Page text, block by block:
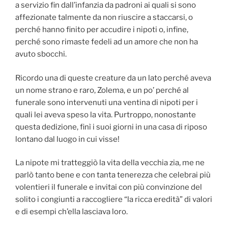
a servizio fin dall’infanzia da padroni ai quali si sono
affezionate talmente da non riuscire a staccarsi, o
perché hanno finito per accudire i nipoti o, infine,
perché sono rimaste fedeli ad un amore che non ha
avuto sbocchi.
Ricordo una di queste creature da un lato perché aveva
un nome strano e raro, Zolema, e un po’ perché al
funerale sono intervenuti una ventina di nipoti per i
quali lei aveva speso la vita. Purtroppo, nonostante
questa dedizione, finì i suoi giorni in una casa di riposo
lontano dal luogo in cui visse!
La nipote mi tratteggiò la vita della vecchia zia, me ne
parlò tanto bene e con tanta tenerezza che celebrai più
volentieri il funerale e invitai con più convinzione del
solito i congiunti a raccogliere “la ricca eredità” di valori
e di esempi ch’ella lasciava loro.